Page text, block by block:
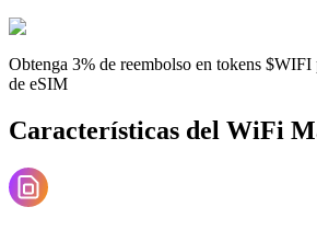
Obtenga 3% de reembolso en tokens $WIFI
de eSIM
Características del WiFi